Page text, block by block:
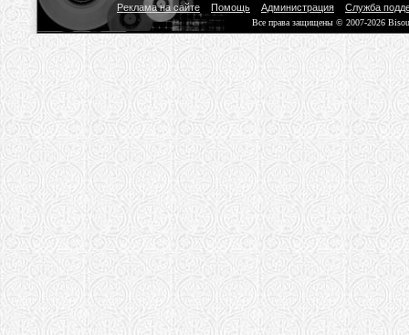
Реклама на сайте
Помощь Администрация Служба
Все права защищены © 2007-2026